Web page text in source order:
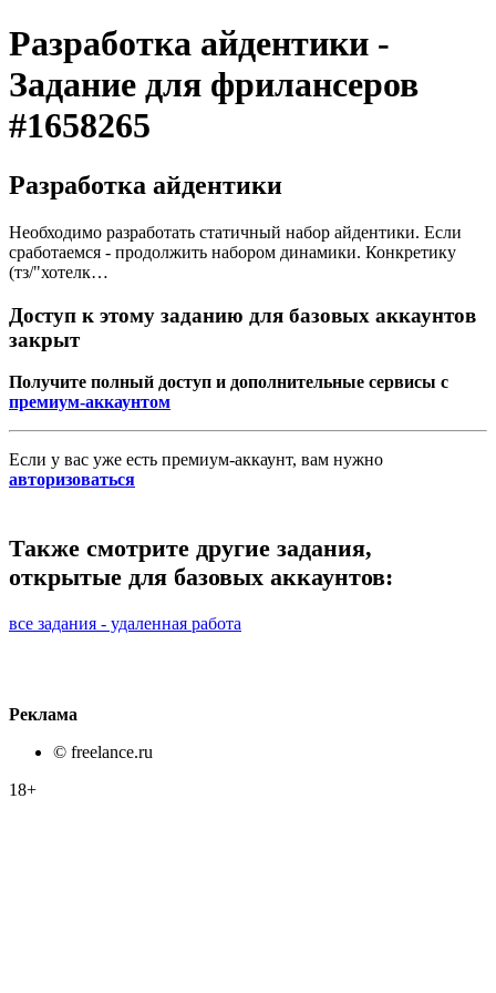
Разработка айдентики -
Задание для фрилансеров
#1658265
Разработка айдентики
Необходимо разработать статичный набор айдентики. Если
сработаемся - продолжить набором динамики. Конкретику
(тз/"хотелк…
Доступ к этому заданию для базовых аккаунтов
закрыт
Получите полный доступ и дополнительные сервисы с
премиум-аккаунтом
Если у вас уже есть премиум-аккаунт, вам нужно
авторизоваться
Также смотрите другие задания,
открытые для базовых аккаунтов:
все задания - удаленная работа
Реклама
© freelance.ru
18+